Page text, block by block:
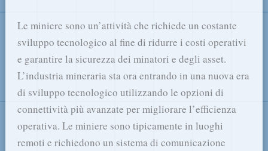
Le miniere sono un’attività che richiede un costante
sviluppo tecnologico al fine di ridurre i costi operativi
e garantire la sicurezza dei minatori e degli asset.
L’industria mineraria sta ora entrando in una nuova era
di sviluppo tecnologico utilizzando le opzioni di
connettività più avanzate per migliorare l’efficienza
operativa. Le miniere sono tipicamente in luoghi
remoti e richiedono un sistema di comunicazione